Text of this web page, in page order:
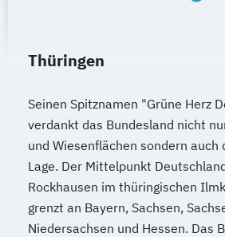
Thüringen
Seinen Spitznamen "Grüne Herz
verdankt das Bundesland nicht
und Wiesenflächen sondern auch
Lage. Der Mittelpunkt
Rockhausen im thüringischen
grenzt an Bayern, Sachsen,
Niedersachsen und Hessen. Das